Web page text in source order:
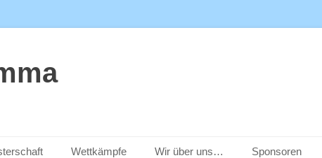
Wettkämpfe Wir über uns… Sponsoren